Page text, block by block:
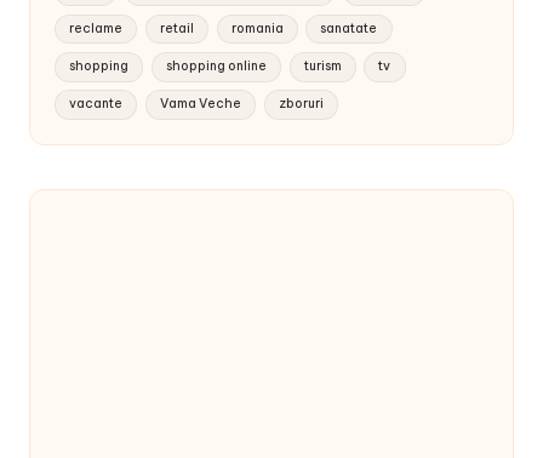
reclame retail romania sanatate
shopping shopping online turism tv
vacante Vama Veche zboruri